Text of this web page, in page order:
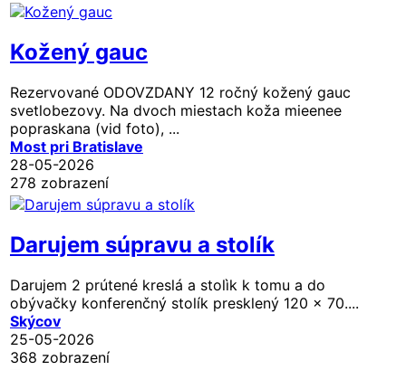
Kožený gauc
Rezervované ODOVZDANY 12 ročný kožený gauc
svetlobezovy. Na dvoch miestach koža mieenee
popraskana (vid foto), ...
Most pri Bratislave
28-05-2026
278 zobrazení
Darujem súpravu a stolík
Darujem 2 prútené kreslá a stolìk k tomu a do
obývačky konferenčný stolík presklený 120 × 70....
Skýcov
25-05-2026
368 zobrazení